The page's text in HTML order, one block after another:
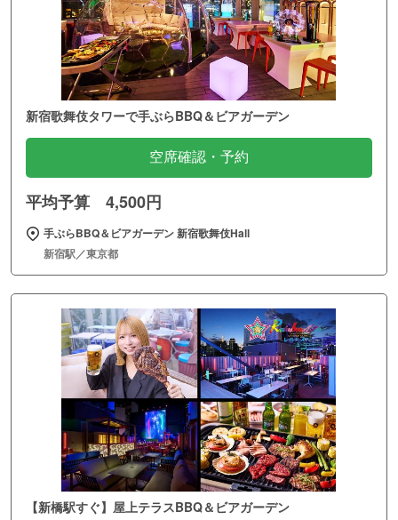
新宿歌舞伎タワーで手ぶらBBQ＆ビアガーデン
空席確認・予約
平均予算 4,500円
手ぶらBBQ＆ビアガーデン 新宿歌舞伎Hall
新宿駅／東京都
【新橋駅すぐ】屋上テラスBBQ＆ビアガーデン